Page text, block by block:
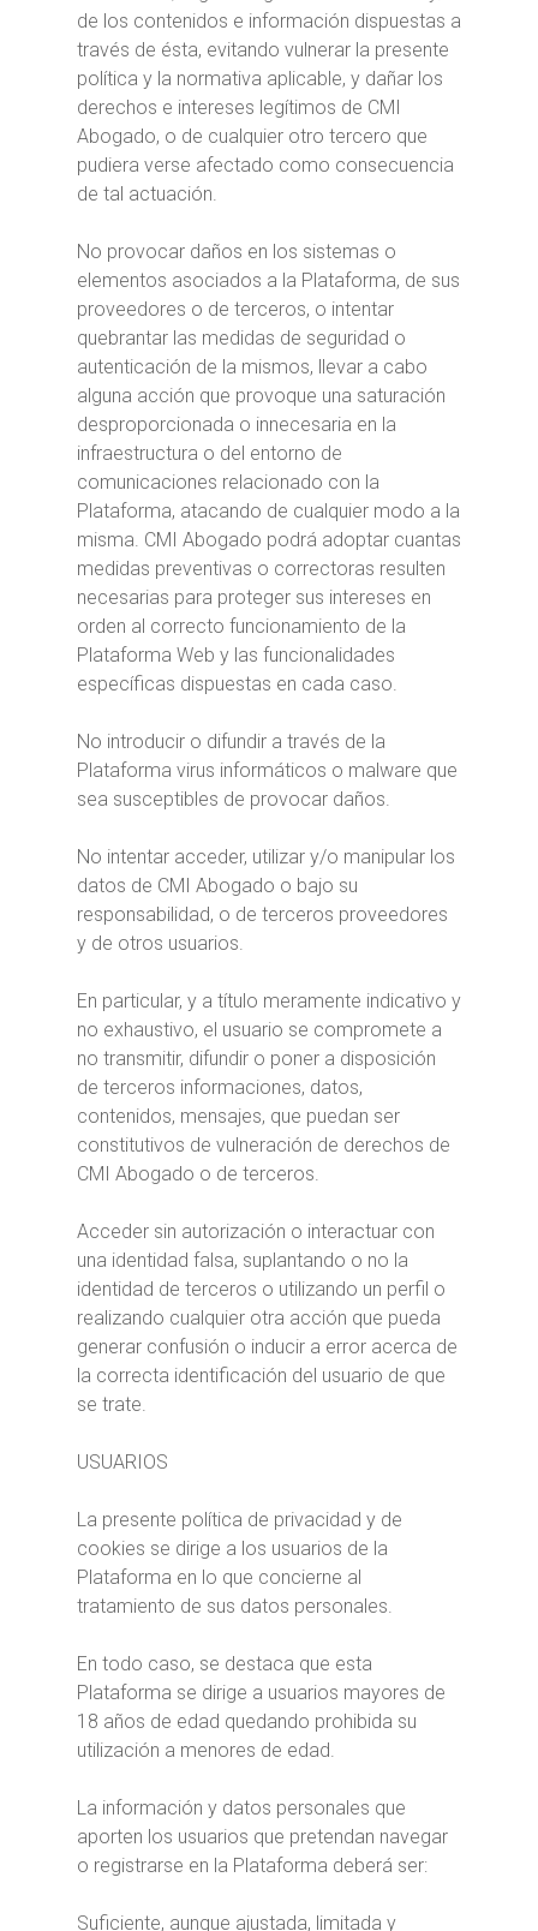
de los contenidos e información dispuestas a
través de ésta, evitando vulnerar la presente
política y la normativa aplicable, y dañar los
derechos e intereses legítimos de CMI
Abogado, o de cualquier otro tercero que
pudiera verse afectado como consecuencia
de tal actuación.
No provocar daños en los sistemas o
elementos asociados a la Plataforma, de sus
proveedores o de terceros, o intentar
quebrantar las medidas de seguridad o
autenticación de la mismos, llevar a cabo
alguna acción que provoque una saturación
desproporcionada o innecesaria en la
infraestructura o del entorno de
comunicaciones relacionado con la
Plataforma, atacando de cualquier modo a la
misma. CMI Abogado podrá adoptar cuantas
medidas preventivas o correctoras resulten
necesarias para proteger sus intereses en
orden al correcto funcionamiento de la
Plataforma Web y las funcionalidades
específicas dispuestas en cada caso.
No introducir o difundir a través de la
Plataforma virus informáticos o malware que
sea susceptibles de provocar daños.
No intentar acceder, utilizar y/o manipular los
datos de CMI Abogado o bajo su
responsabilidad, o de terceros proveedores
y de otros usuarios.
En particular, y a título meramente indicativo y
no exhaustivo, el usuario se compromete a
no transmitir, difundir o poner a disposición
de terceros informaciones, datos,
contenidos, mensajes, que puedan ser
constitutivos de vulneración de derechos de
CMI Abogado o de terceros.
Acceder sin autorización o interactuar con
una identidad falsa, suplantando o no la
identidad de terceros o utilizando un perfil o
realizando cualquier otra acción que pueda
generar confusión o inducir a error acerca de
la correcta identificación del usuario de que
se trate.
USUARIOS
La presente política de privacidad y de
cookies se dirige a los usuarios de la
Plataforma en lo que concierne al
tratamiento de sus datos personales.
En todo caso, se destaca que esta
Plataforma se dirige a usuarios mayores de
18 años de edad quedando prohibida su
utilización a menores de edad.
La información y datos personales que
aporten los usuarios que pretendan navegar
o registrarse en la Plataforma deberá ser:
Suficiente, aunque ajustada, limitada y